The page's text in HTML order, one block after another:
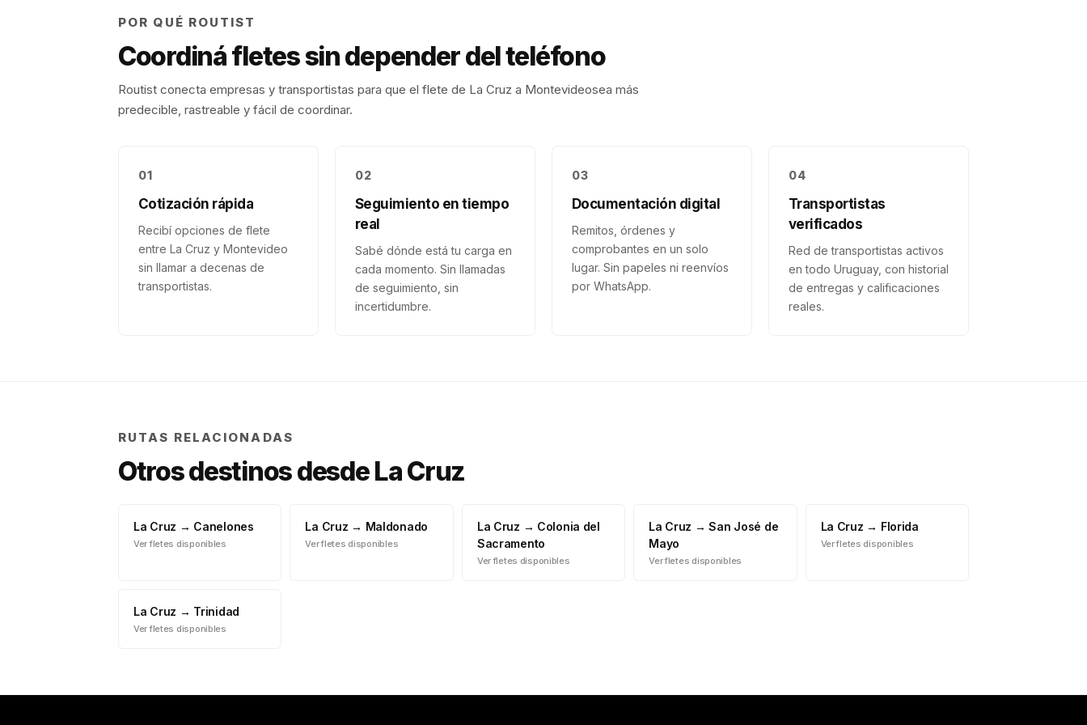
POR QUÉ ROUTIST
Coordiná fletes sin depender del teléfono
Routist conecta empresas y transportistas para que el flete de La Cruz a Montevideosea más
predecible, rastreable y fácil de coordinar.
01
Cotización rápida
Recibí opciones de flete
entre La Cruz y Montevideo
sin llamar a decenas de
transportistas.
02
Seguimiento en tiempo
real
Sabé dónde está tu carga en
cada momento. Sin llamadas
de seguimiento, sin
incertidumbre.
03
Documentación digital
Remitos, órdenes y
comprobantes en un solo
lugar. Sin papeles ni reenvíos
por WhatsApp.
04
Transportistas
verificados
Red de transportistas activos
en todo Uruguay, con historial
de entregas y calificaciones
reales.
RUTAS RELACIONADAS
Otros destinos desdeLa Cruz
La Cruz → Canelones
Ver fletes disponibles
La Cruz → Maldonado
Ver fletes disponibles
La Cruz → Colonia del
Sacramento
Ver fletes disponibles
La Cruz →San José de
Mayo
Ver fletes disponibles
La Cruz → Florida
Ver fletes disponibles
La Cruz → Trinidad
Ver fletes disponibles